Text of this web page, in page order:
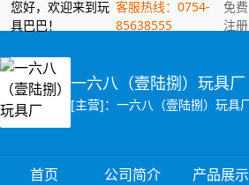
您好，欢迎来到玩
具巴巴！
客服热线：0754-
85638555
免费
注册
一六八（壹陆捌）玩具厂
首页 公司简介 产品展示